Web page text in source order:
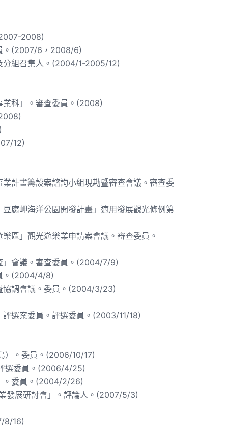
2008)
。(2007/6，2008/6)
分組召集人。(2004/1-2005/12)
業科」。審查委員。(2008)
12)
計畫籌設案諮詢小組現勘暨審查會議。審查委
腐岬海洋公園開發計畫」適用發展觀光條例第
區」觀光遊樂業申請案會議。審查委員。
」會議。審查委員。(2004/7/9)
。(2004/4/8)
協調會議。委員。(2004/3/23)
選案委員。評選委員。(2003/11/18)
）。委員。(2006/10/17)
選委員。(2006/4/25)
。委員。(2004/2/26)
發展研討會」。評論人。(2007/5/3)
8/16)